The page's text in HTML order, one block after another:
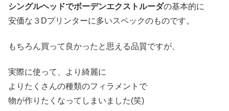
シングルヘッドでボーデンエクストルーダの基本的に
安価な３Dプリンターに多いスペックのものです。
もちろん買って良かったと思える品質ですが、
実際に使って、より綺麗に
よりたくさんの種類のフィラメントで
物が作りたくなってしまいました(笑)